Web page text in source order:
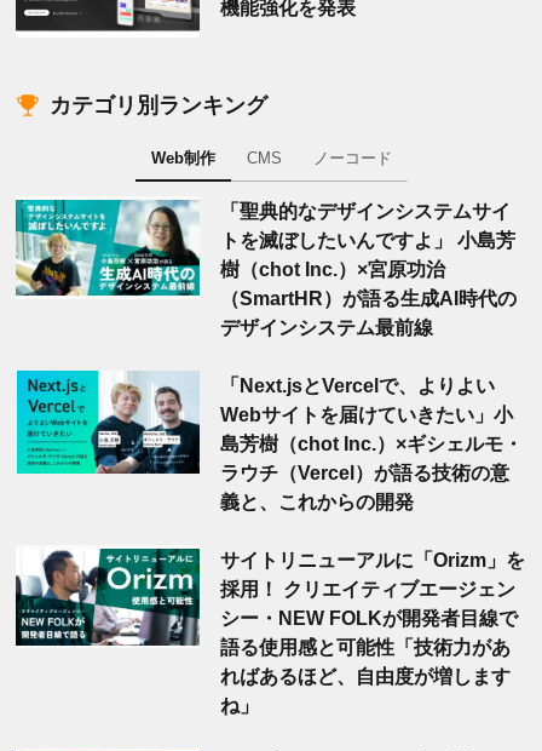
機能強化を発表
カテゴリ別ランキング
Web制作 CMS ノーコード
「聖典的なデザインシステムサイ
トを滅ぼしたいんですよ」 小島芳
樹（chot Inc.）×宮原功治
（SmartHR）が語る生成AI時代の
デザインシステム最前線
「Next.jsとVercelで、よりよい
Webサイトを届けていきたい」小
島芳樹（chot Inc.）×ギシェルモ・
ラウチ（Vercel）が語る技術の意
義と、これからの開発
サイトリニューアルに「Orizm」を
採用！ クリエイティブエージェン
シー・NEW FOLKが開発者目線で
語る使用感と可能性「技術力があ
ればあるほど、自由度が増します
ね」